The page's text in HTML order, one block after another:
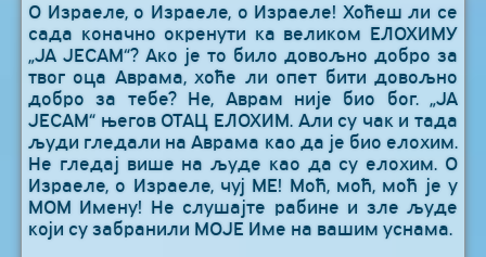
О Израеле, о Израеле, о Израеле! Хоћеш ли се
сада коначно окренути ка великом ЕЛОХИМУ
„ЈА ЈЕСАМ“? Ако је то било довољно добро за
твог оца Аврама, хоће ли опет бити довољно
добро за тебе? Не, Аврам није био бог. „ЈА
ЈЕСАМ“ његов ОТАЦ ЕЛОХИМ. Али су чак и тада
људи гледали на Аврама као да је био елохим.
Не гледај више на људе као да су елохим. О
Израеле, о Израеле, чуј МЕ! Моћ, моћ, моћ је у
МОМ Имену! Не слушајте рабине и зле људе
који су забранили МОЈЕ Име на вашим уснама.